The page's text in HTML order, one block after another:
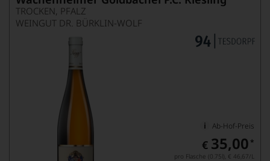
TROCKEN, PFALZ
WEINGUT DR. BÜRKLIN-WOLF
Ab-Hof-Preis
€ 35,00 *
pro Flasche (0.75l), € 46,67/L